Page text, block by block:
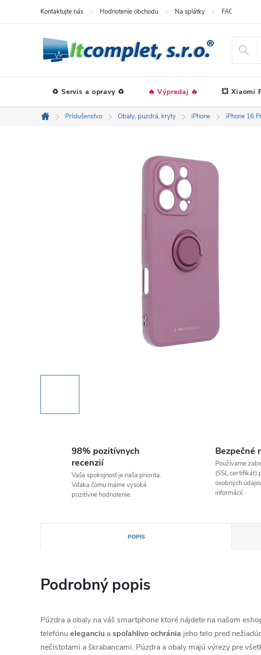
Kontaktujte nás Hodnotenie obchodu Na splátky FAQ
♻️ Servis a opravy ♻️ 🔥 Výpredaj 🔥 💥 Xiaomi
Domov
Príslušenstvo Obaly, puzdrá, kryty iPhone iPhone 16
98% pozitívnych
recenzií
Vaša spokojnosť je naša priorita.
Vďaka čomu máme vysoké
pozitívne hodnotenie.
Bezpečné
Používame
(SSL certifikát)
osobných
informácií.
POPIS
Podrobný popis
Púzdra a obaly na váš smartphone ktoré nájdete na našom
telefónu eleganciu aspoľahlivoochránia jeho telo pred
nečistotami a škrabancami. Púzdra a obaly majú výrezy pre